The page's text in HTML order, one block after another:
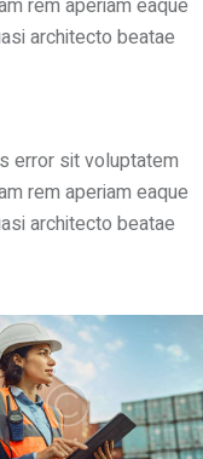
architecto beatae
error sit voluptatem
rem aperiam eaque
architecto beatae